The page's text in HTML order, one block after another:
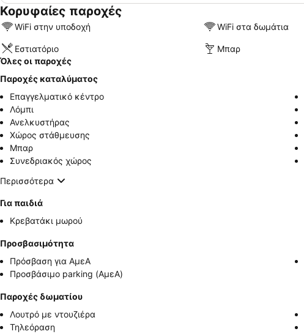
Κορυφαίες παροχές
WiFi στην υποδοχή WiFi στα δωμάτια
Εστιατόριο
Μπαρ
Όλες οι παροχές
Παροχές καταλύματος
Επαγγελματικό κέντρο
Λόμπι
Ανελκυστήρας
Χώρος στάθμευσης
Μπαρ
Συνεδριακός χώρος
Περισσότερα
Για παιδιά
Κρεβατάκι μωρού
Προσβασιμότητα
Πρόσβαση για ΑμεΑ
Προσβάσιμο parking (ΑμεΑ)
Παροχές δωματίου
Λουτρό με ντουζιέρα
Τηλεόραση